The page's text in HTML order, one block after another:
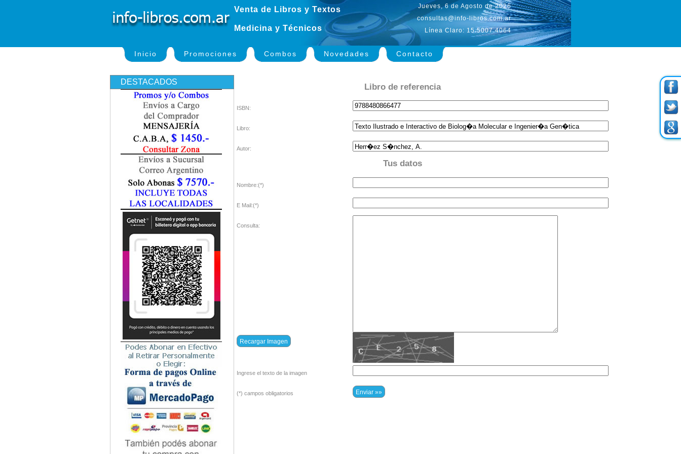
Venta de Libros y Textos
Medicina y Técnicos
Jueves, 6 de Agosto de 2026
consultas@info-libros.com.ar
Línea Claro: 15.5007.4064
Inicio Promociones Combos Novedades Contacto
DESTACADOS
Libro de referencia
ISBN:
Libro:
Autor:
Tus datos
Nombre:(*)
E Mail:(*)
Consulta:
Ingrese el texto de la imagen
(*) campos obligatorios